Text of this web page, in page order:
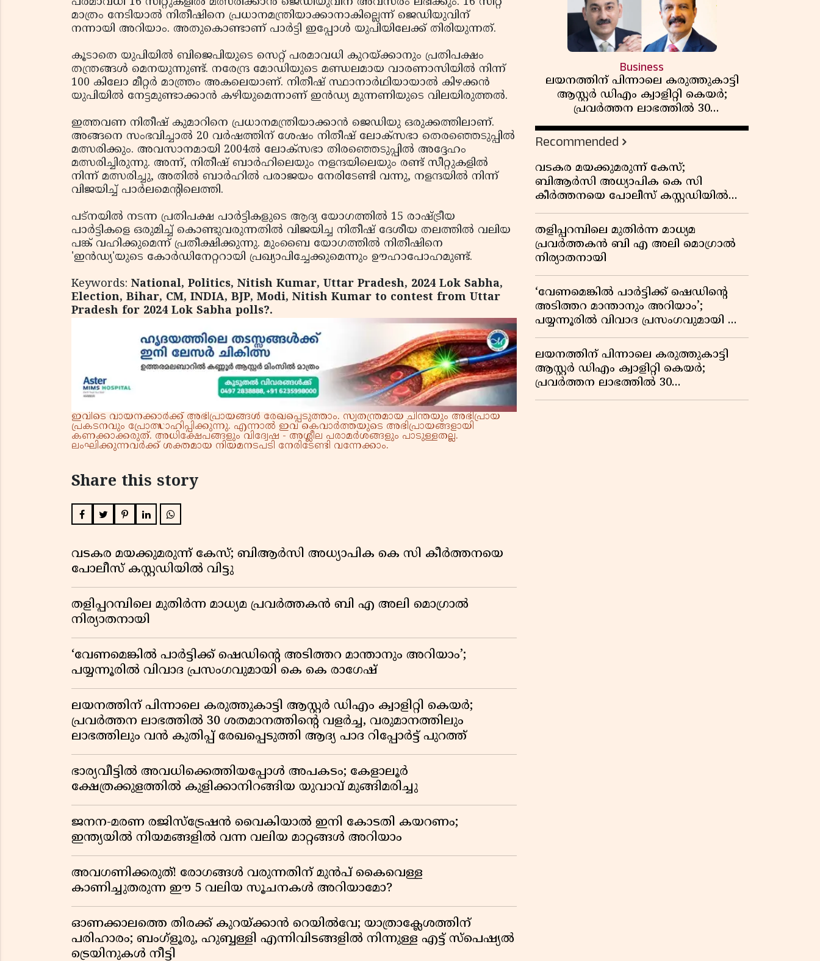
മാത്രം നേടിയാൽ നിതീഷിനെ പ്രധാനമന്ത്രിയാക്കാനാകില്ലെന്ന് ജെഡിയുവിന്
നന്നായി അറിയാം. അതുകൊണ്ടാണ് പാർട്ടി ഇപ്പോൾ യുപിയിലേക്ക് തിരിയുന്നത്.
കൂടാതെ യുപിയിൽ ബിജെപിയുടെ സെറ്റ് പരമാവധി കുറയ്ക്കാനും പ്രതിപക്ഷം
തന്ത്രങ്ങൾ മെനയുന്നുണ്ട്. നരേന്ദ്ര മോഡിയുടെ മണ്ഡലമായ വാരണാസിയിൽ നിന്ന്
100 കിലോ മീറ്റർ മാത്ത്രം അകലെയാണ്. നിതീഷ് സ്ഥാനാർഥിയായാൽ കിഴക്കൻ
യുപിയിൽ നേട്ടമുണ്ടാക്കാൻ കഴിയുമെന്നാണ് ഇൻഡ്യ മുന്നണിയുടെ വിലയിരുത്തൽ.
ഇത്തവണ നിതീഷ് കുമാറിനെ പ്രധാനമന്ത്രിയാക്കാൻ ജെഡിയു ഒരുക്കത്തിലാണ്.
അങ്ങനെ സംഭവിച്ചാൽ 20 വർഷത്തിന് ശേഷം നിതീഷ് ലോക്‌സഭാ തെരഞ്ഞെടുപ്പിൽ
മത്സരിക്കും. അവസാനമായി 2004ൽ ലോക്‌സഭാ തിരഞ്ഞെടുപ്പിൽ അദ്ദേഹം
മത്സരിച്ചിരുന്നു. അന്ന്, നിതീഷ് ബാർഹിലെയും നളന്ദയിലെയും രണ്ട് സീറ്റുകളിൽ
നിന്ന് മത്സരിച്ചു, അതിൽ ബാർഹിൽ പരാജയം നേരിടേണ്ടി വന്നു, നളന്ദയിൽ നിന്ന്
വിജയിച്ച് പാർലമെന്റിലെത്തി.
പട്നയിൽ നടന്ന പ്രതിപക്ഷ പാർട്ടികളുടെ ആദ്യ യോഗത്തിൽ 15 രാഷ്ട്രീയ
പാർട്ടികളെ ഒരുമിച്ച് കൊണ്ടുവരുന്നതിൽ വിജയിച്ച നിതീഷ് ദേശീയ തലത്തിൽ വലിയ
പങ്ക് വഹിക്കുമെന്ന് പ്രതീക്ഷിക്കുന്നു. മുംബൈ യോഗത്തിൽ നിതീഷിനെ
'ഇൻഡ്യ'യുടെ കോർഡിനേറ്ററായി പ്രഖ്യാപിച്ചേക്കുമെന്നും ഊഹാപോഹമുണ്ട്.
Keywords: National, Politics, Nitish Kumar, Uttar Pradesh, 2024 Lok Sabha,
Election, Bihar, CM, INDIA, BJP, Modi, Nitish Kumar to contest from Uttar
Pradesh for 2024 Lok Sabha polls?.
ഇവിടെ വായനക്കാർക്ക് അഭിപ്രായങ്ങൾ രേഖപ്പെടുത്താം. സ്വതന്ത്രമായ ചിന്തയും അഭിപ്രായ
പ്രകടനവും പ്രോത്സാഹിപ്പിക്കുന്നു. എന്നാൽ ഇവ കെവാർത്തയുടെ അഭിപ്രായങ്ങളായി
കണക്കാക്കരുത്. അധിക്ഷേപങ്ങളും വിദ്വേഷ - അശ്ലീല പരാമർശങ്ങളും പാടുള്ളതല്ല.
ലംഘിക്കുന്നവർക്ക് ശക്തമായ നിയമനടപടി നേരിടേണ്ടി വന്നേക്കാം.
Share this story
വടകര മയക്കുമരുന്ന് കേസ്; ബിആർസി അധ്യാപിക കെ സി കീർത്തനയെ
പോലീസ് കസ്റ്റഡിയിൽ വിട്ടു
തളിപ്പറമ്പിലെ മുതിർന്ന മാധ്യമ പ്രവർത്തകൻ ബി എ അലി മൊഗ്രാൽ
നിര്യാതനായി
‘വേണമെങ്കിൽ പാർട്ടിക്ക് ഷെഡിൻ്റെ അടിത്തറ മാന്താനും അറിയാം’;
പയ്യന്നൂരിൽ വിവാദ പ്രസംഗവുമായി കെ കെ രാഗേഷ്
ലയനത്തിന് പിന്നാലെ കരുത്തുകാട്ടി ആസ്റ്റർ ഡിഎം ക്വാളിറ്റി കെയർ;
പ്രവർത്തന ലാഭത്തിൽ 30 ശതമാനത്തിൻ്റെ വളർച്ച, വരുമാനത്തിലും
ലാഭത്തിലും വൻ കുതിപ്പ് രേഖപ്പെടുത്തി ആദ്യ പാദ റിപ്പോർട്ട് പുറത്ത്
ഭാര്യവീട്ടിൽ അവധിക്കെത്തിയപ്പോൾ അപകടം; കേളാലൂർ
ക്ഷേത്രക്കുളത്തിൽ കുളിക്കാനിറങ്ങിയ യുവാവ് മുങ്ങിമരിച്ചു
ജനന-മരണ രജിസ്ട്രേഷൻ വൈകിയാൽ ഇനി കോടതി കയറണം;
ഇന്ത്യയിൽ നിയമങ്ങളിൽ വന്ന വലിയ മാറ്റങ്ങൾ അറിയാം
അവഗണിക്കരുത്! രോഗങ്ങൾ വരുന്നതിന് മുൻപ് കൈവെള്ള
കാണിച്ചുതരുന്ന ഈ 5 വലിയ സൂചനകൾ അറിയാമോ?
ഓണക്കാലത്തെ തിരക്ക് കുറയ്ക്കാൻ റെയിൽവേ; യാത്രാക്ലേശത്തിന്
പരിഹാരം; ബംഗ്ളൂരു, ഹുബ്ബള്ളി എന്നിവിടങ്ങളിൽ നിന്നുള്ള എട്ട് സ്പെഷ്യൽ
ട്രെയിനുകൾ നീട്ടി
Business
ലയനത്തിന് പിന്നാലെ കരുത്തുകാട്ടി
ആസ്റ്റർ ഡിഎം ക്വാളിറ്റി കെയർ;
പ്രവർത്തന ലാഭത്തിൽ 30
ശതമാനത്തിൻ്റെ വളർച്ച,
വരുമാനത്തിലും ലാഭത്തിലും വൻ
കുതിപ്പ് രേഖപ്പെടുത്തി ആദ്യ പാദ
റിപ്പോർട്ട് പുറത്ത്
Recommended
വടകര മയക്കുമരുന്ന് കേസ്;
ബിആർസി അധ്യാപിക കെ സി
കീർത്തനയെ പോലീസ് കസ്റ്റഡിയിൽ
വിട്ടു
തളിപ്പറമ്പിലെ മുതിർന്ന മാധ്യമ
പ്രവർത്തകൻ ബി എ അലി മൊഗ്രാൽ
നിര്യാതനായി
‘വേണമെങ്കിൽ പാർട്ടിക്ക് ഷെഡിൻ്റെ
അടിത്തറ മാന്താനും അറിയാം’;
പയ്യന്നൂരിൽ വിവാദ പ്രസംഗവുമായി കെ
കെ രാഗേഷ്
ലയനത്തിന് പിന്നാലെ കരുത്തുകാട്ടി
ആസ്റ്റർ ഡിഎം ക്വാളിറ്റി കെയർ;
പ്രവർത്തന ലാഭത്തിൽ 30
ശതമാനത്തിൻ്റെ വളർച്ച,